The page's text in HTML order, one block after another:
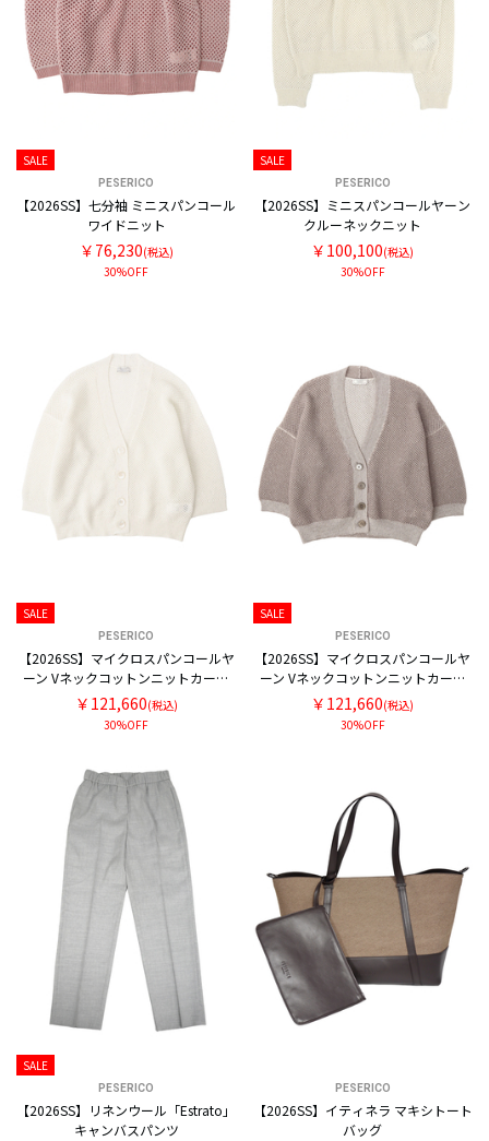
SALE
PESERICO
【2026SS】七分袖 ミニスパンコール
ワイドニット
￥76,230(税込)
30%OFF
SALE
PESERICO
【2026SS】ミニスパンコールヤーン
クルーネックニット
￥100,100(税込)
30%OFF
SALE
PESERICO
【2026SS】マイクロスパンコールヤ
ーン Vネックコットンニットカーデ
ィガン
￥121,660(税込)
30%OFF
SALE
PESERICO
【2026SS】マイクロスパンコールヤ
ーン Vネックコットンニットカーデ
ィガン
￥121,660(税込)
30%OFF
SALE
PESERICO
【2026SS】リネンウール「Estrato」
キャンバスパンツ
PESERICO
【2026SS】イティネラ マキシトート
バッグ